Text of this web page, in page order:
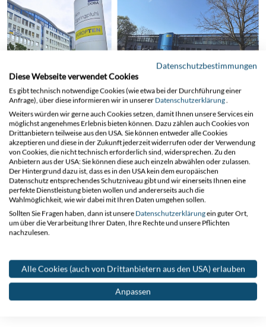
14.01.2026
Ein ereignisreiches und erfolgreiches Jahr 2025 liegt hinter
uns. Sehen Sie hier ein einige Eindrücke in unsere Projekte,
Datenschutzbestimmungen
Diese Webseite verwendet Cookies
Es gibt technisch notwendige Cookies (wie etwa bei der Durchführung einer
Anfrage), über diese informieren wir in unserer Datenschutzerklärung.
Weiters würden wir gerne auch Cookies setzen, damit Ihnen unsere Services ein
möglichst angenehmes Erlebnis bieten können. Dazu zählen auch Cookies von
Drittanbietern teilweise aus den USA. Sie können entweder alle Cookies
akzeptieren und diese in der Zukunft jederzeit widerrufen oder der Verwendung
von Cookies, die nicht technisch erforderlich sind, widersprechen. Zu den
Anbietern aus der USA: Sie können diese auch einzeln abwählen oder zulassen.
Der Hintergrund dazu ist, dass es in den USA kein dem europäischen
Datenschutz entsprechendes Schutzniveau gibt und wir einerseits Ihnen eine
perfekte Dienstleistung bieten wollen und andererseits auch die
Wahlmöglichkeit, wie wir dabei mit Ihren Daten umgehen sollen.
Sollten Sie Fragen haben, dann ist unsere Datenschutzerklärungein guter Ort,
um über die Verarbeitung Ihrer Daten, Ihre Rechte und unsere Pflichten
nachzulesen.
Alle Cookies (auch von Drittanbietern aus den USA) erlauben
Anpassen